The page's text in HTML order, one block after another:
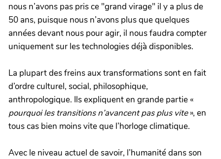
nous n’avons pas pris ce "grand virage" il y a plus de
50 ans, puisque nous n’avons plus que quelques
années devant nous pour agir, il nous faudra compter
uniquement sur les technologies déjà disponibles.
La plupart des freins aux transformations sont en fait
d’ordre culturel, social, philosophique,
anthropologique. Ils expliquent en grande partie «
pourquoi les transitions n’avancent pas plus vite», en
tous cas bien moins vite que l’horloge climatique.
Avec le niveau actuel de savoir, l’humanité dans son